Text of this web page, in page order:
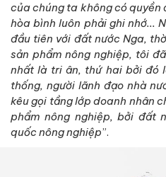
của chúng ta không có quyền
hòa bình luôn phải ghi nhớ...
đầu tiên với đất nước Nga,
sản phẩm nông nghiệp, tôi
nhất là tri ân, thứ hai bởi đó
thống, người lãnh đạo nhà
kêu gọi tầng lớp doanh nhân
phẩm nông nghiệp, bởi đất
quốc nông nghiệp”.